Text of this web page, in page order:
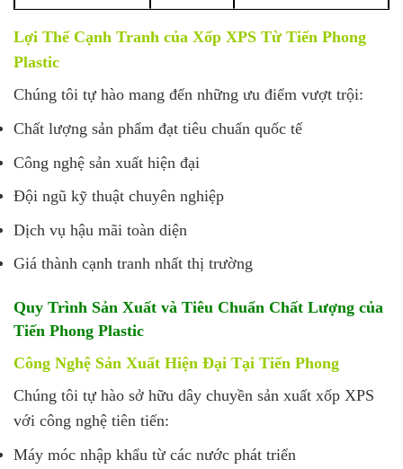
Lợi Thế Cạnh Tranh của Xốp XPS Từ Tiến Phong
Plastic
Chúng tôi tự hào mang đến những ưu điểm vượt trội:
Chất lượng sản phẩm đạt tiêu chuẩn quốc tế
Công nghệ sản xuất hiện đại
Đội ngũ kỹ thuật chuyên nghiệp
Dịch vụ hậu mãi toàn diện
Giá thành cạnh tranh nhất thị trường
Quy Trình Sản Xuất và Tiêu Chuẩn Chất Lượng của
Tiến Phong Plastic
Công Nghệ Sản Xuất Hiện Đại Tại Tiến Phong
Chúng tôi tự hào sở hữu dây chuyền sản xuất xốp XPS
với công nghệ tiên tiến:
Máy móc nhập khẩu từ các nước phát triển